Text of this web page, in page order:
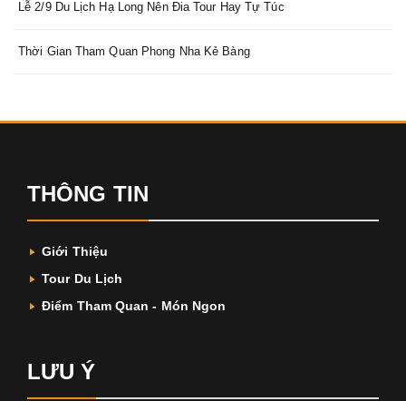
Lễ 2/9 Du Lịch Hạ Long Nên Đia Tour Hay Tự Túc
Thời Gian Tham Quan Phong Nha Kẻ Bàng
THÔNG TIN
Giới Thiệu
Tour Du Lịch
Điểm Tham Quan - Món Ngon
LƯU Ý